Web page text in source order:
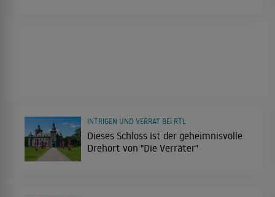
Dieses Schloss ist der geheimnisvolle
Drehort von "Die Verräter"
INTRIGEN UND VERRAT BEI RTL